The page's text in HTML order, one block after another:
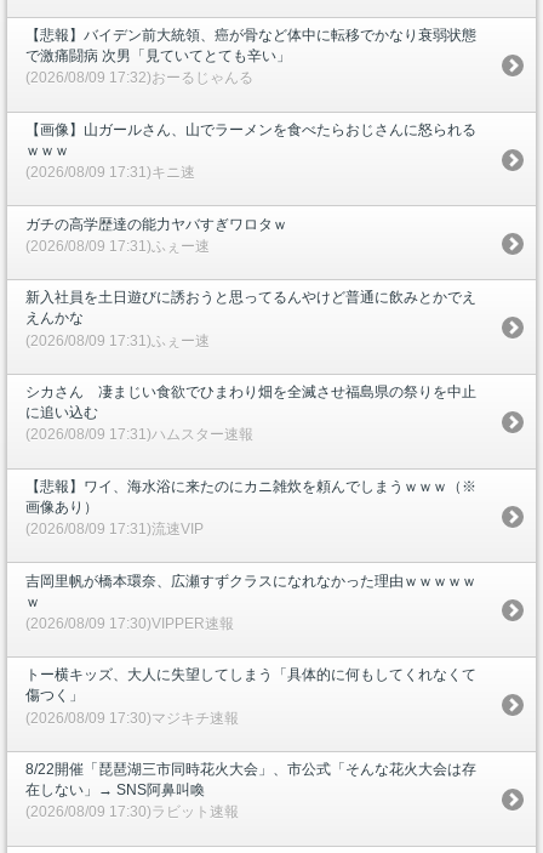
【悲報】バイデン前大統領、癌が骨など体中に転移でかなり衰弱状態
で激痛闘病 次男「見ていてとても辛い」
(2026/08/09 17:32)おーるじゃんる
【画像】山ガールさん、山でラーメンを食べたらおじさんに怒られる
ｗｗｗ
(2026/08/09 17:31)キニ速
ガチの高学歴達の能力ヤバすぎワロタｗ
(2026/08/09 17:31)ふぇー速
新入社員を土日遊びに誘おうと思ってるんやけど普通に飲みとかでえ
えんかな
(2026/08/09 17:31)ふぇー速
シカさん 凄まじい食欲でひまわり畑を全滅させ福島県の祭りを中止
に追い込む
(2026/08/09 17:31)ハムスター速報
【悲報】ワイ、海水浴に来たのにカニ雑炊を頼んでしまうｗｗｗ（※
画像あり）
(2026/08/09 17:31)流速VIP
吉岡里帆が橋本環奈、広瀬すずクラスになれなかった理由ｗｗｗｗｗ
ｗ
(2026/08/09 17:30)VIPPER速報
トー横キッズ、大人に失望してしまう「具体的に何もしてくれなくて
傷つく」
(2026/08/09 17:30)マジキチ速報
8/22開催「琵琶湖三市同時花火大会」、市公式「そんな花火大会は存
在しない」→ SNS阿鼻叫喚
(2026/08/09 17:30)ラビット速報